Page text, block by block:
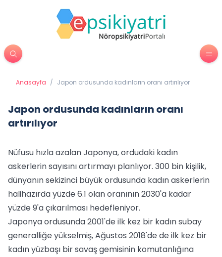
Anasayfa / Japon ordusunda kadınların oranı artırılıyor
Japon ordusunda kadınların oranı
artırılıyor
Nüfusu hızla azalan Japonya, ordudaki kadın
askerlerin sayısını artırmayı planlıyor. 300 bin kişilik,
dünyanın sekizinci büyük ordusunda kadın askerlerin
halihazırda yüzde 6.1 olan oranının 2030'a kadar
yüzde 9'a çıkarılması hedefleniyor.
Japonya ordusunda 2001'de ilk kez bir kadın subay
generalliğe yükselmiş, Ağustos 2018'de de ilk kez bir
kadın yüzbaşı bir savaş gemisinin komutanlığına